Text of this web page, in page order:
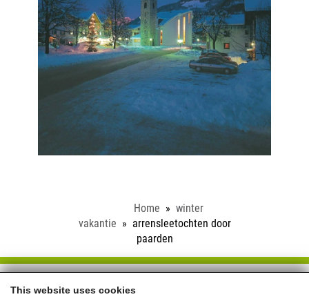
This website uses cookies
Home
winter
vakantie
arrensleetochten door
paarden